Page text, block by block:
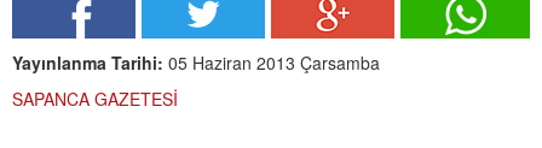
Yayınlanma Tarihi: 05 Haziran 2013 Çarsamba
SAPANCA GAZETESİ